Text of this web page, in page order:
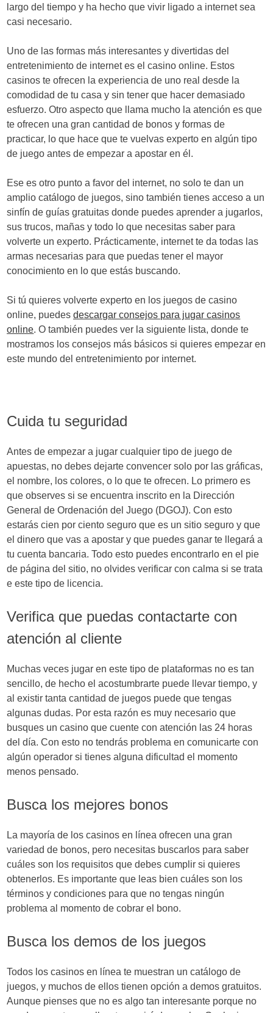
largo del tiempo y ha hecho que vivir ligado a internet sea
casi necesario.
Uno de las formas más interesantes y divertidas del
entretenimiento de internet es el casino online. Estos
casinos te ofrecen la experiencia de uno real desde la
comodidad de tu casa y sin tener que hacer demasiado
esfuerzo. Otro aspecto que llama mucho la atención es que
te ofrecen una gran cantidad de bonos y formas de
practicar, lo que hace que te vuelvas experto en algún tipo
de juego antes de empezar a apostar en él.
Ese es otro punto a favor del internet, no solo te dan un
amplio catálogo de juegos, sino también tienes acceso a un
sinfín de guías gratuitas donde puedes aprender a jugarlos,
sus trucos, mañas y todo lo que necesitas saber para
volverte un experto. Prácticamente, internet te da todas las
armas necesarias para que puedas tener el mayor
conocimiento en lo que estás buscando.
Si tú quieres volverte experto en los juegos de casino
online, puedesdescargar consejos para jugar casinos
online. O también puedes ver la siguiente lista, donde te
mostramos los consejos más básicos si quieres empezar en
este mundo del entretenimiento por internet.
Cuida tu seguridad
Antes de empezar a jugar cualquier tipo de juego de
apuestas, no debes dejarte convencer solo por las gráficas,
el nombre, los colores, o lo que te ofrecen. Lo primero es
que observes si se encuentra inscrito en la Dirección
General de Ordenación del Juego (DGOJ). Con esto
estarás cien por ciento seguro que es un sitio seguro y que
el dinero que vas a apostar y que puedes ganar te llegará a
tu cuenta bancaria. Todo esto puedes encontrarlo en el pie
de página del sitio, no olvides verificar con calma si se trata
e este tipo de licencia.
Verifica que puedas contactarte con
atención al cliente
Muchas veces jugar en este tipo de plataformas no es tan
sencillo, de hecho el acostumbrarte puede llevar tiempo, y
al existir tanta cantidad de juegos puede que tengas
algunas dudas. Por esta razón es muy necesario que
busques un casino que cuente con atención las 24 horas
del día. Con esto no tendrás problema en comunicarte con
algún operador si tienes alguna dificultad el momento
menos pensado.
Busca los mejores bonos
La mayoría de los casinos en línea ofrecen una gran
variedad de bonos, pero necesitas buscarlos para saber
cuáles son los requisitos que debes cumplir si quieres
obtenerlos. Es importante que leas bien cuáles son los
términos y condiciones para que no tengas ningún
problema al momento de cobrar el bono.
Busca los demos de los juegos
Todos los casinos en línea te muestran un catálogo de
juegos, y muchos de ellos tienen opción a demos gratuitos.
Aunque pienses que no es algo tan interesante porque no